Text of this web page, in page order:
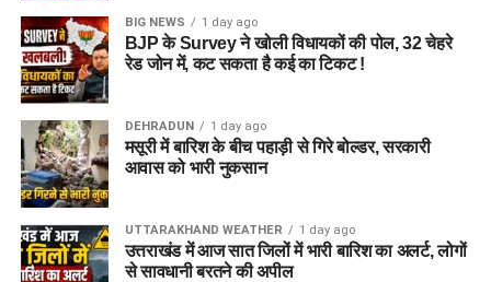
आलंबन गांव विकसित करने के लिए करीब 5 एकड़ जमीन की आवश्यकता
बताई गई है। विभाग की पहली प्राथमिकता देहरादून जिले या उसके
आसपास जमीन तलाशने की थी, लेकिन फिलहाल उपयुक्त जमीन उपलब्ध
नहीं हो पाई है। अब विभाग की ओर से हरिद्वार और आसपास के क्षेत्रों में
जमीन की तलाश की जा रही है। अधिकारियों को उम्मीद है कि हरिद्वार में
इसके लिए उपयुक्त जमीन मिल सकती है।
इसके अलावा उत्तरकाशी जिले के चिन्यालीसौड़ में भी एक जमीन को लेकर
संभावनाएं देखी जा रही हैं। विभाग यह जांच कर रहा है कि वहां की जमीन
और परिस्थितियां आलंबन गांव के निर्माण के लिए उपयुक्त हैं या नहीं।
BIG NEWS 1 day ago
BJP के Survey ने खोली विधायकों की पोल, 32 चेहरे
रेड जोन में, कट सकता है कई का टिकट !
DEHRADUN 1 day ago
मसूरी में बारिश के बीच पहाड़ी से गिरे बोल्डर, सरकारी
आवास को भारी नुकसान
UTTARAKHAND WEATHER 1 day ago
उत्तराखंड में आज सात जिलों में भारी बारिश का अलर्ट, लोगों
से सावधानी बरतने की अपील